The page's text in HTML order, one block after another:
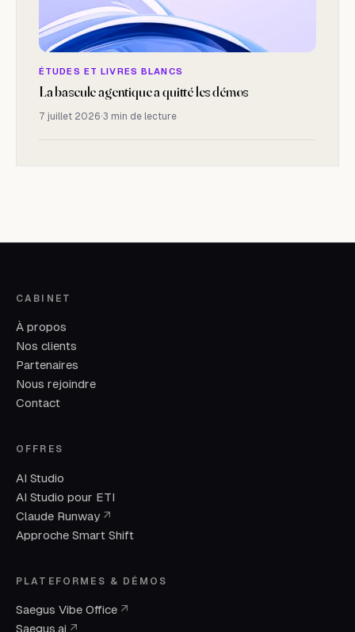
ÉTUDES ET LIVRES BLANCS
La bascule agentique a quitté les démos
7 juillet 2026·3 min de lecture
CABINET
À propos
Nos clients
Partenaires
Nous rejoindre
Contact
OFFRES
AI Studio
AI Studio pour ETI
Claude Runway ↗
Approche Smart Shift
PLATEFORMES & DÉMOS
Saegus Vibe Office ↗
Saegus.ai ↗